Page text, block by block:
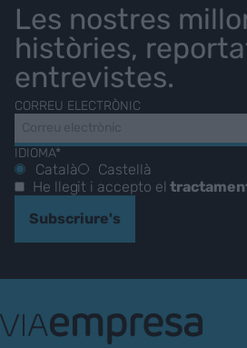
Les nostres
històries,
entrevistes.
CORREU ELECTRÒNIC
IDIOMA*
Català
Castellà
He llegit i accepto el
Subscriure's